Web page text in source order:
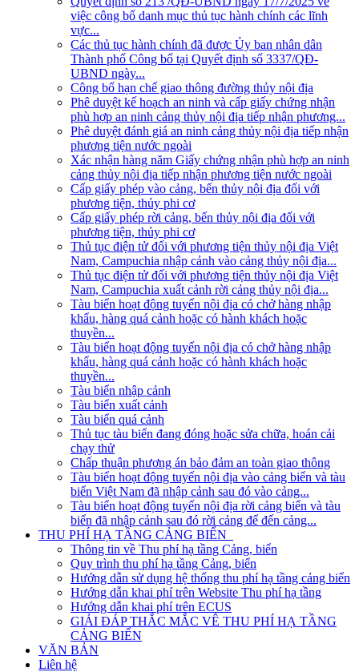
việc công bố danh mục thủ tục hành chính các lĩnh
vực...
Các thủ tục hành chính đã được Ủy ban nhân dân
Thành phố Công bố tại Quyết định số 3337/QĐ-
UBND ngày...
Công bố hạn chế giao thông đường thủy nội địa
Phê duyệt kế hoạch an ninh và cấp giấy chứng nhận
phù hợp an ninh cảng thủy nội địa tiếp nhận phương...
Phê duyệt đánh giá an ninh cảng thủy nội địa tiếp nhận
phương tiện nước ngoài
Xác nhận hàng năm Giấy chứng nhận phù hợp an ninh
cảng thủy nội địa tiếp nhận phương tiện nước ngoài
Cấp giấy phép vào cảng, bến thủy nội địa đối với
phương tiện, thủy phi cơ
Cấp giấy phép rời cảng, bến thủy nội địa đối với
phương tiện, thủy phi cơ
Thủ tục điện tử đối với phương tiện thủy nội địa Việt
Nam, Campuchia nhập cảnh vào cảng thủy nội địa...
Thủ tục điện tử đối với phương tiện thủy nội địa Việt
Nam, Campuchia xuất cảnh rời cảng thủy nội địa...
Tàu biển hoạt động tuyến nội địa có chở hàng nhập
khẩu, hàng quá cảnh hoặc có hành khách hoặc
thuyền...
Tàu biển hoạt động tuyến nội địa có chở hàng nhập
khẩu, hàng quá cảnh hoặc có hành khách hoặc
thuyền...
Tàu biển nhập cảnh
Tàu biển xuất cảnh
Tàu biển quá cảnh
Thủ tục tàu biển đang đóng hoặc sửa chữa, hoán cải
chạy thử
Chấp thuận phương án bảo đảm an toàn giao thông
Tàu biển hoạt động tuyến nội địa vào cảng biển và tàu
biển Việt Nam đã nhập cảnh sau đó vào cảng...
Tàu biển hoạt động tuyến nội địa rời cảng biển và tàu
biển đã nhập cảnh sau đó rời cảng để đến cảng...
THU PHÍ HẠ TẦNG CẢNG BIỂN
Thông tin về Thu phí hạ tầng Cảng, biển
Quy trình thu phí hạ tầng Cảng, biển
Hướng dẫn sử dụng hệ thống thu phí hạ tầng cảng biển
Hướng dẫn khai phí trên Website Thu phí hạ tầng
Hướng dẫn khai phí trên ECUS
GIẢI ĐÁP THẮC MẮC VÊ THU PHÍ HẠ TẦNG
CẢNG BIỂN
VĂN BẢN
Liên hệ